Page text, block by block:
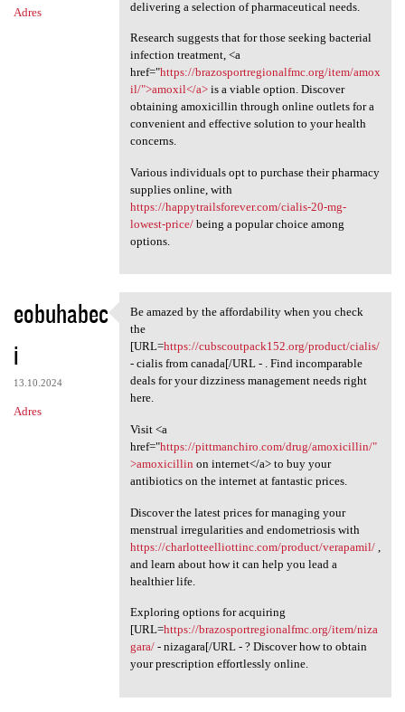
Adres
delivering a selection of pharmaceutical needs.
Research suggests that for those seeking bacterial
infection treatment, <a
href="https://brazosportregionalfmc.org/item/amox
il/">amoxil</a>is a viable option. Discover
obtaining amoxicillin through online outlets for a
convenient and effective solution to your health
concerns.
Various individuals opt to purchase their pharmacy
supplies online, with
https://happytrailsforever.com/cialis-20-mg-
lowest-price/being a popular choice among
options.
eobuhabec
i
13.10.2024
Adres
Be amazed by the
Be amazed by the affordability when you check
the
[URL=https://cubscoutpack152.org/product/cialis/
- cialis from canada[/URL - . Find incomparable
deals for your dizziness management needs right
here.
Visit <a
href="https://pittmanchiro.com/drug/amoxicillin/"
>amoxicillin on internet</a> to buy your
antibiotics on the internet at fantastic prices.
Discover the latest prices for managing your
menstrual irregularities and endometriosis with
https://charlotteelliottinc.com/product/verapamil/,
and learn about how it can help you lead a
healthier life.
Exploring options for acquiring
[URL=https://brazosportregionalfmc.org/item/niza
gara/- nizagara[/URL - ? Discover how to obtain
your prescription effortlessly online.